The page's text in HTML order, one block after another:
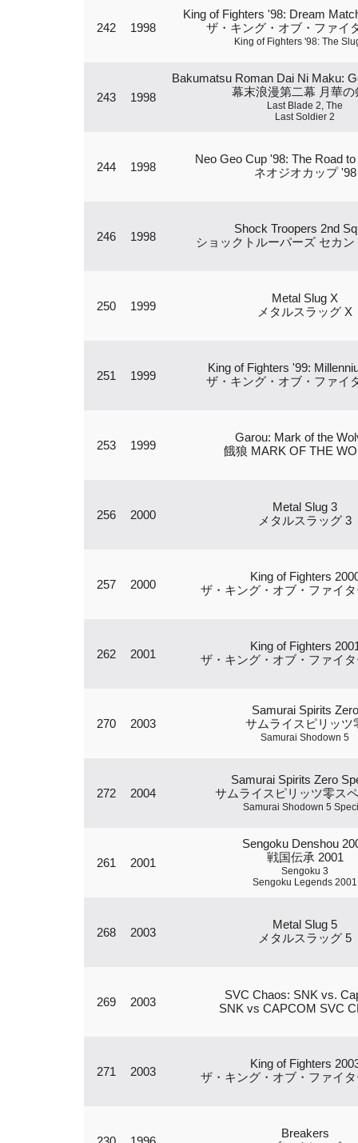
242 1998
King of Fighters '98: Dream
ザ・キング・オブ・ファイ
King of Fighters '98: The
243 1998
Bakumatsu Roman Dai Ni Maku:
幕末浪漫第二幕 月華の
Last Blade 2, The
Last Soldier 2
244 1998
Neo Geo Cup '98: The Road
ネオジオカップ '98
246 1998
Shock Troopers 2nd
ショックトルーパーズ セカ
250 1999
Metal Slug X
メタルスラッグ X
251 1999
King of Fighters '99:
ザ・キング・オブ・ファイ
253 1999
Garou: Mark of the
餓狼 MARK OF THE
256 2000
Metal Slug 3
メタルスラッグ 3
257 2000
King of Fighters
ザ・キング・オブ・ファイ
262 2001
King of Fighters
ザ・キング・オブ・ファイ
270 2003
Samurai Spirits Zero
サムライスピリッツ
Samurai Shodown 5
272 2004
Samurai Spirits Zero
サムライスピリッツ零ス
Samurai Shodown 5
261 2001
Sengoku Denshou
戦国伝承 2001
Sengoku 3
Sengoku Legends 2001
268 2003
Metal Slug 5
メタルスラッグ 5
269 2003
SVC Chaos: SNK vs.
SNK vs CAPCOM SVC
271 2003
King of Fighters
ザ・キング・オブ・ファイ
Breakers